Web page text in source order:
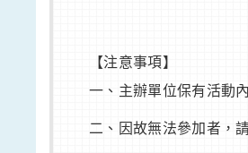
【注意事項】
一、主辦單位保有活動
二、因故無法參加者，